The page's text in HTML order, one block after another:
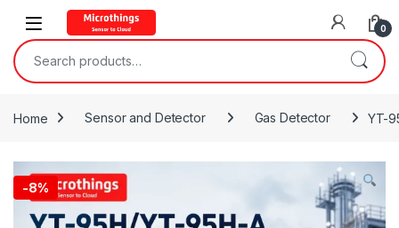
Open 0
Search for:
Home Sensor and Detector Gas Detector YT-
-8%